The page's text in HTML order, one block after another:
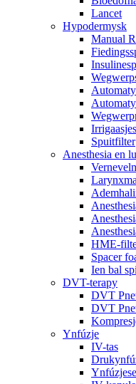
Lancet
Hypodermysk
Manual
Spuitfilter
Anesthesia en
HME-
Spacer
Ien bal
DVT-terapy
DVT
DVT
Ynfúzje
IV-tas